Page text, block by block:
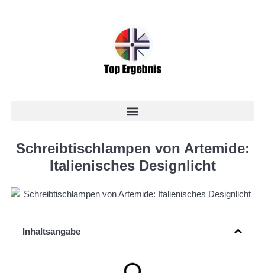
Schreibtischlampen von Artemide:
Italienisches Designlicht
Inhaltsangabe